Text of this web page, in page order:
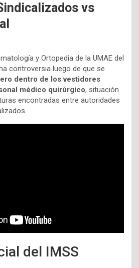
vs
y Ortopedia de la UMAE del
controversia luego de que se
dentro de los vestidores
médico quirúrgico, situación
encontradas entre autoridades
del IMSS